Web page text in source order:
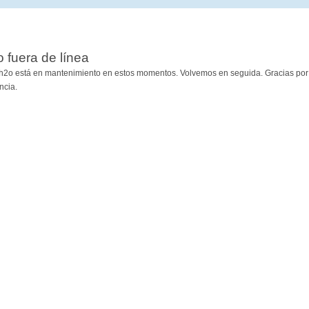
fuera de línea
está en mantenimiento en estos momentos. Volvemos en seguida. Gracias